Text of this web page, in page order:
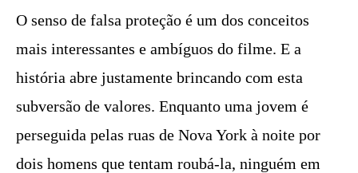
O senso de falsa proteção é um dos conceitos
mais interessantes e ambíguos do filme. E a
história abre justamente brincando com esta
subversão de valores. Enquanto uma jovem é
perseguida pelas ruas de Nova York à noite por
dois homens que tentam roubá-la, ninguém em